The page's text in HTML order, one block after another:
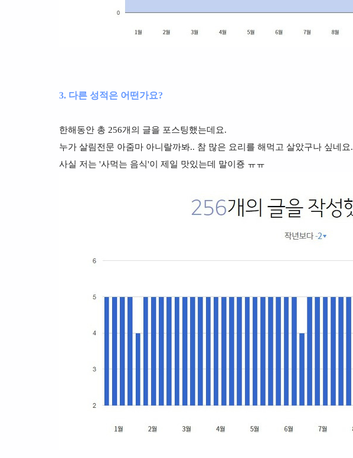
3. 다른 성적은 어떤가요?
한해동안 총 256개의 글을 포스팅했는데요.
누가 살림전문 아줌마 아니랄까봐.. 참 많은 요리를 해먹고 살았구나 싶네요.
사실 저는 '사먹는 음식'이 제일 맛있는데 말이죵 ㅠㅠ